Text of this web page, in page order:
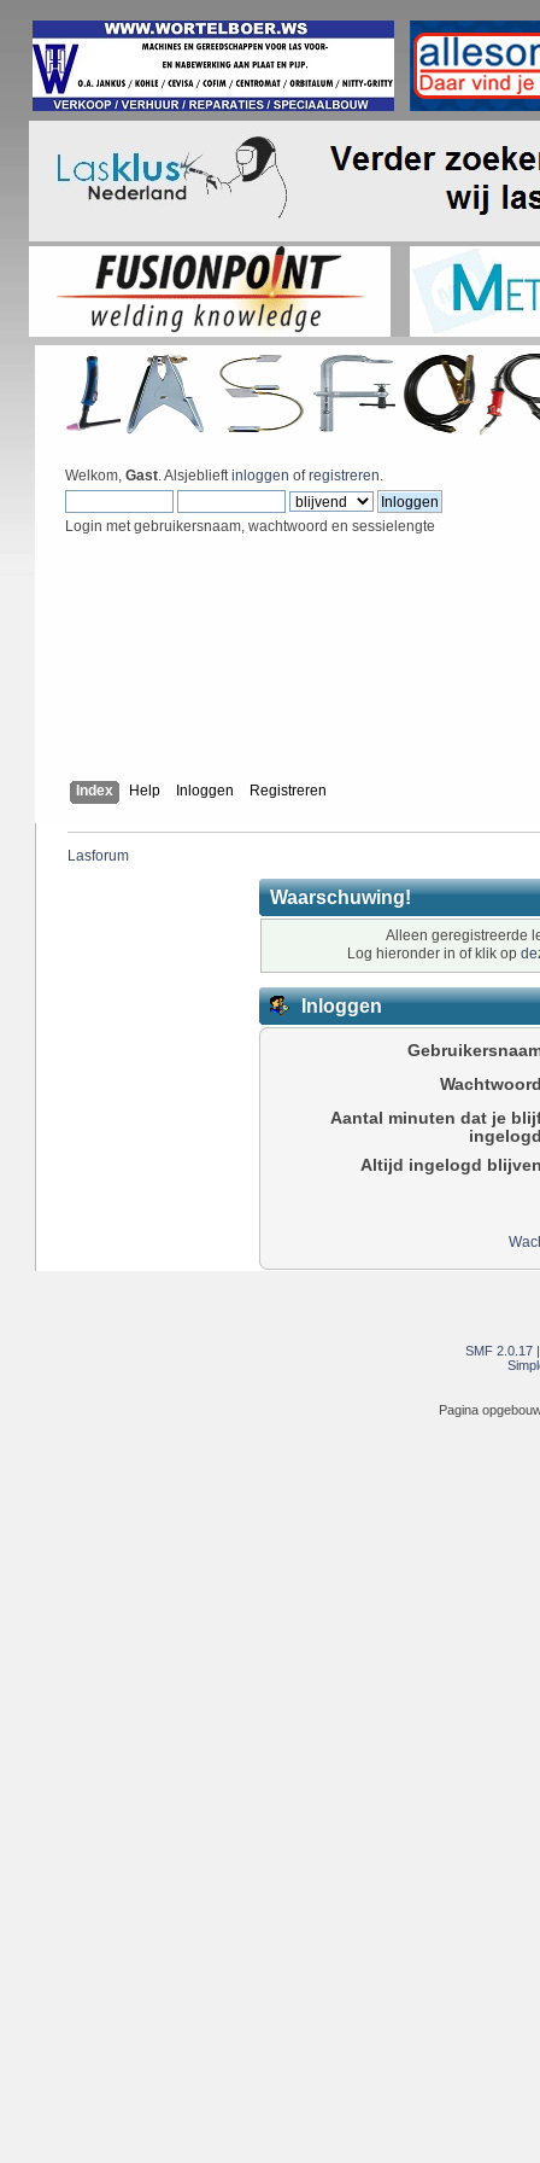
Welkom, Gast. Alsjeblieftinloggen ofregistreren.
Login met gebruikersnaam, wachtwoord en sessielengte
Index Help Inloggen Registreren
Lasforum
Waarschuwing!
Alleen geregistreerde
Log hieronder in of klik op
Inloggen
Aantal minuten dat je
Altijd ingelogd
SMF 2.0.17
Pagina